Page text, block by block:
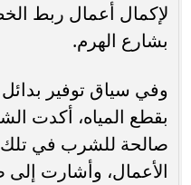
لإكمال أعمال ربط
بشارع الهرم.
وفي سياق توفير بدائل
بقطع المياه، أكدت
صالحة للشرب في تلك
الأعمال، وأشارت